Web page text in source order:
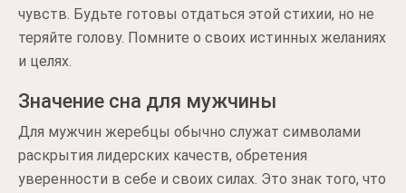
чувств. Будьте готовы отдаться этой стихии, но не
теряйте голову. Помните о своих истинных желаниях
и целях.
Значение сна для мужчины
Для мужчин жеребцы обычно служат символами
раскрытия лидерских качеств, обретения
уверенности в себе и своих силах. Это знак того, что